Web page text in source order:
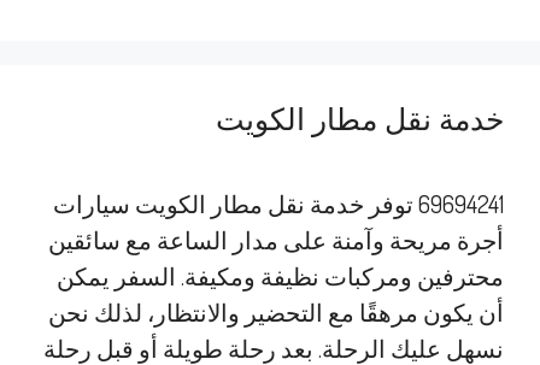
خدمة نقل مطار الكويت
69694241 توفر خدمة نقل مطار الكويت سيارات
أجرة مريحة وآمنة على مدار الساعة مع سائقين
محترفين ومركبات نظيفة ومكيفة. السفر يمكن
أن يكون مرهقًا مع التحضير والانتظار، لذلك نحن
نسهل عليك الرحلة. بعد رحلة طويلة أو قبل رحلة